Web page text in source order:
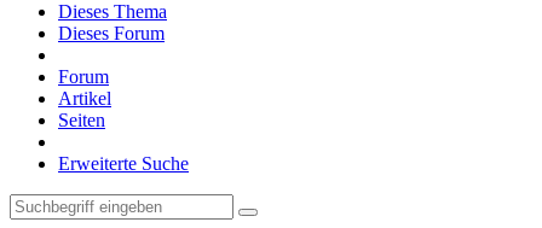
Dieses Thema
Dieses Forum
Forum
Artikel
Seiten
Erweiterte Suche